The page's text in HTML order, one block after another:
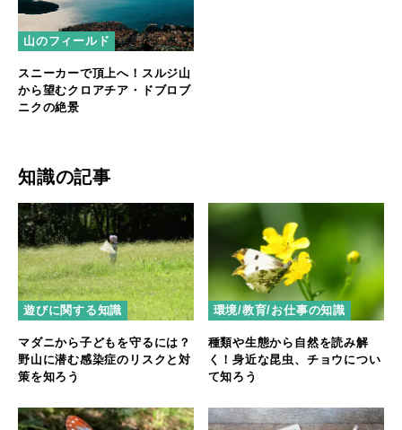
山のフィールド
スニーカーで頂上へ！スルジ山
から望むクロアチア・ドブロブ
ニクの絶景
知識の記事
遊びに関する知識
マダニから子どもを守るには？
野山に潜む感染症のリスクと対
策を知ろう
環境/教育/お仕事の知識
種類や生態から自然を読み解
く！身近な昆虫、チョウについ
て知ろう